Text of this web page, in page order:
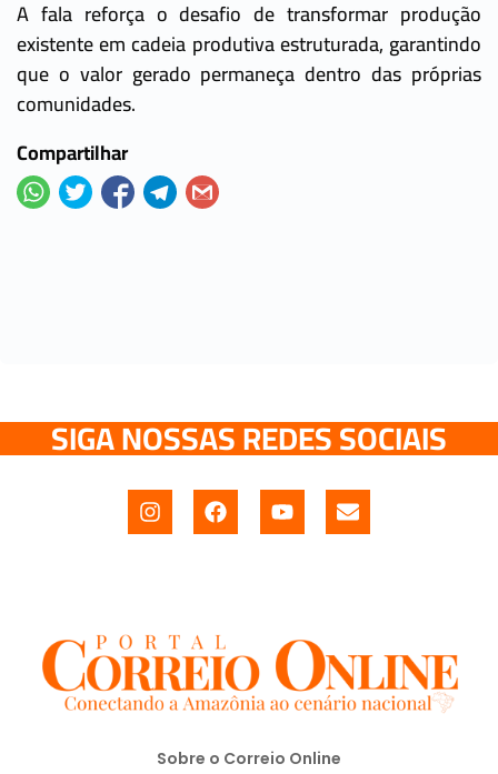
A fala reforça o desafio de transformar produção
existente em cadeia produtiva estruturada, garantindo
que o valor gerado permaneça dentro das próprias
comunidades.
Compartilhar
SIGA NOSSAS REDES SOCIAIS
Sobre o Correio Online